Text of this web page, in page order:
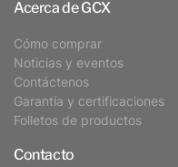
Acerca de GCX
Cómo comprar
Noticias y eventos
Contáctenos
Garantía y certificaciones
Folletos de productos
Contacto